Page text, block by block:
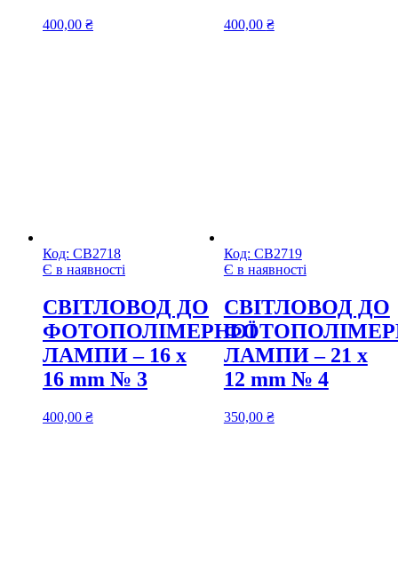
400,00 ₴ 400,00 ₴
Код: СВ2718
Є в наявності
CВІТЛОВОД ДО
ФОТОПОЛІМЕРНОЇ
ЛАМПИ – 16 х
16 mm № 3
400,00 ₴
Код: СВ2719
Є в наявності
CВІТЛОВОД ДО
ЛАМПИ – 21 х
12 mm № 4
350,00 ₴